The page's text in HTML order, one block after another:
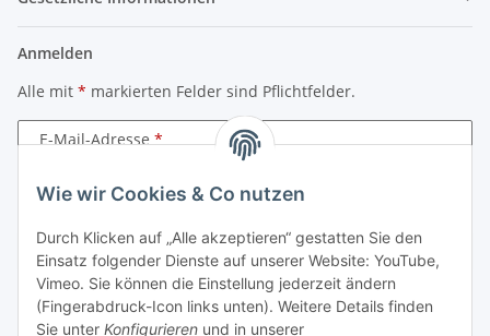
Wie wir Cookies & Co nutzen
Durch Klicken auf „Alle akzeptieren“ gestatten Sie den
Einsatz folgender Dienste auf unserer Website: YouTube,
Vimeo. Sie können die Einstellung jederzeit ändern
(Fingerabdruck-Icon links unten). Weitere Details finden
Sie unter Konfigurieren und in unserer
Anmelden
Alle mit * markierten Felder sind Pflichtfelder.
E-Mail-Adresse
Passwort
Anmelden
Passwort vergessen
Neu hier?Jetzt registrieren!